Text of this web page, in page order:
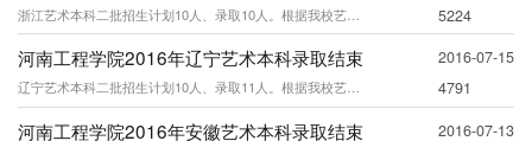
浙江艺术本科二批招生计划10人、录取10人。根据我校艺术类录取原则，折算后最高分
5224
河南工程学院2016年辽宁艺术本科录取结束
辽宁艺术本科二批招生计划10人、录取11人。根据我校艺术类录取原则，折算后最高分
2016-07-15
4791
河南工程学院2016年安徽艺术本科录取结束
2016-07-13